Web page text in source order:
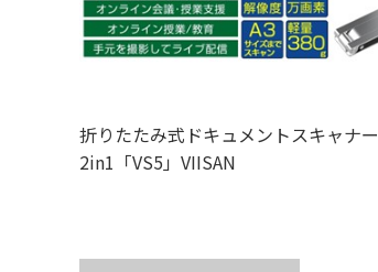
折りたたみ式ドキュメントスキャナー
2in1「VS5」VIISAN